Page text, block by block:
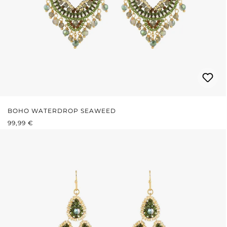
BOHO WATERDROP SEAWEED
PRIX RÉGULIER :
99,99 €